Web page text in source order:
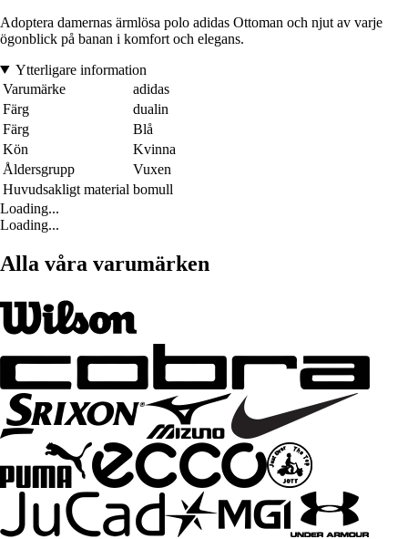
Adoptera damernas ärmlösa polo adidas Ottoman och njut av varje
ögonblick på banan i komfort och elegans.
Ytterligare information
Varumärke
adidas
Färg
dualin
Färg
Blå
Kön
Kvinna
Åldersgrupp
Vuxen
Huvudsakligt material bomull
Loading...
Loading...
Alla våra varumärken